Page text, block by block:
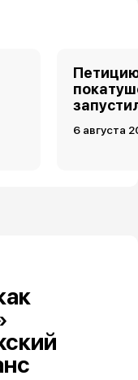
6 августа